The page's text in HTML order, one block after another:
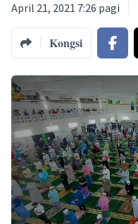
April 21, 2021 7:26 pagi
Kongsi